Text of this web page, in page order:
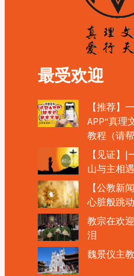
最受欢迎
【推荐】
APP“真理
教程（请帮
【见证】
山与主相
【公教新
心脏般跳动
教宗在欢
泪
魏景仪主